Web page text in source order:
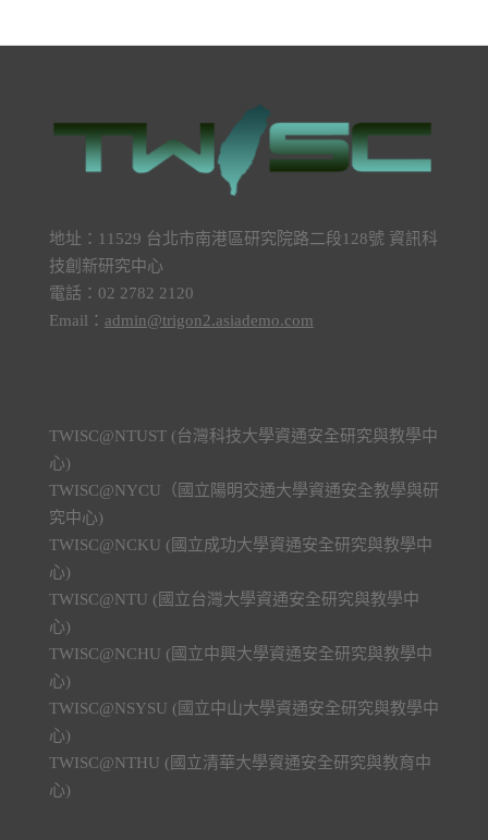
地址：11529 台北市南港區研究院路二段128號 資訊科
技創新研究中心
電話：02 2782 2120
Email： admin@trigon2.asiademo.com
TWISC@NTUST (台灣科技大學資通安全研究與教學中
心)
TWISC@NYCU（國立陽明交通大學資通安全教學與研
究中心)
TWISC@NCKU (國立成功大學資通安全研究與教學中
心)
TWISC@NTU (國立台灣大學資通安全研究與教學中
心)
TWISC@NCHU (國立中興大學資通安全研究與教學中
心)
TWISC@NSYSU (國立中山大學資通安全研究與教學中
心)
TWISC@NTHU (國立清華大學資通安全研究與教育中
心)